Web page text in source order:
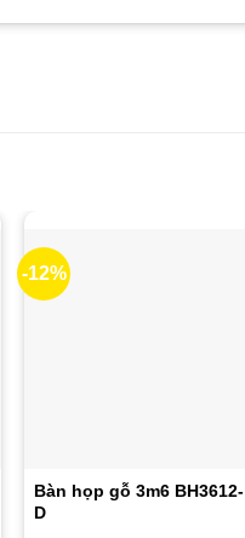
-12%
Bàn họp gỗ 3m6 BH3612-
D